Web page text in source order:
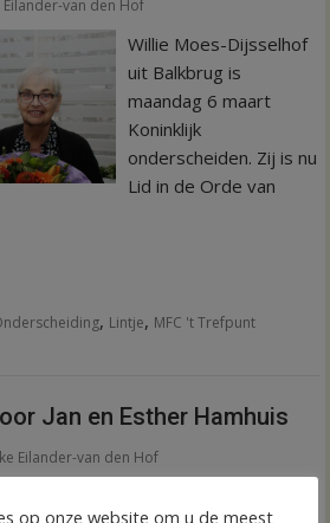
Eilander-van den Hof
Willie Moes-Dijsselhof
uit Balkbrug is
maandag 6 maart
Koninklijk
onderscheiden. Zij is nu
Lid in de Orde van
, Lintje, MFC 't Trefpunt
Jan en Esther Hamhuis
Eilander-van den Hof
op onze website om u de meest